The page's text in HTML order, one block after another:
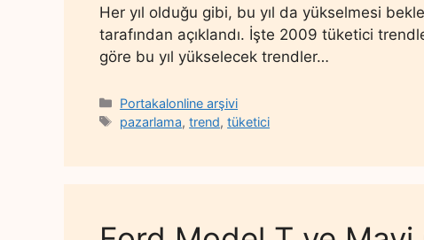
Her yıl olduğu gibi, bu yıl da yükselmesi
tarafından açıklandı. İşte 2009 tüketici
göre bu yıl yükselecek trendler…
Categories
Portakalonline arşivi
Tags
pazarlama,trend,tüketici